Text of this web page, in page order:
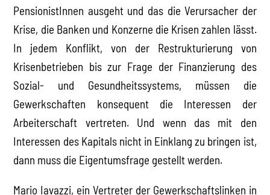
PensionistInnen ausgeht und das die Verursacher der
Krise, die Banken und Konzerne die Krisen zahlen lässt.
In jedem Konflikt, von der Restrukturierung von
Krisenbetrieben bis zur Frage der Finanzierung des
Sozial- und Gesundheitssystems, müssen die
Gewerkschaften konsequent die Interessen der
Arbeiterschaft vertreten. Und wenn das mit den
Interessen des Kapitals nicht in Einklang zu bringen ist,
dann muss die Eigentumsfrage gestellt werden.
Mario Iavazzi, ein Vertreter der Gewerkschaftslinken in